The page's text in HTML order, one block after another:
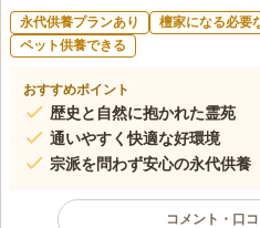
永代供養プランあり 檀家になる必要
ペット供養できる
おすすめポイント
歴史と自然に抱かれた霊苑
通いやすく快適な好環境
宗派を問わず安心の永代供養
コメント・口